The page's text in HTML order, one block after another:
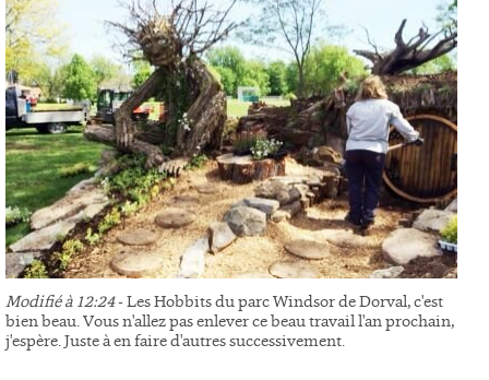
Modifié à 12:24- Les Hobbits du parc Windsor de Dorval, c'est
bien beau. Vous n'allez pas enlever ce beau travail l'an prochain,
j'espère. Juste à en faire d'autres successivement.